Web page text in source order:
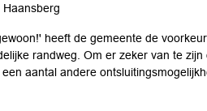
heeft de gemeente de
randweg. Om er zeker van te
aantal andere